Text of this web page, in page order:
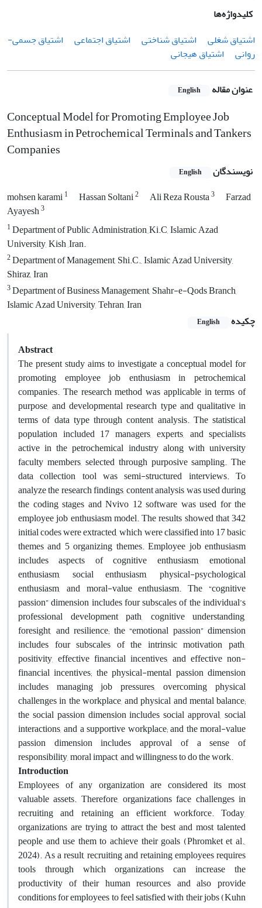
کلیدواژه‌ها
اشتیاق شغلی
اشتیاق شناختی اشتیاق اجتماعی
اشتیاق جسمی-
روانی
اشتیاق هیجانی
عنوان مقاله English
Conceptual Model for Promoting Employee Job
Enthusiasm in Petrochemical Terminals and Tankers
Companies
نویسندگان English
mohsen karami1 Hassan Soltani2 Ali Reza Rousta3
Farzad
Ayayesh3
1Department of Public Administration,,Ki.C, Islamic Azad
University, Kish ,Iran.
2Department of Management, Shi.C., Islamic Azad University,
Shiraz, Iran
3Department of Business Management, Shahr-e-Qods Branch,
Islamic Azad University, Tehran, Iran
چکیده
English
Abstract
The present study aims to investigate a conceptual model for
promoting employee job enthusiasm in petrochemical
companies. The research method was applicable in terms of
purpose, and developmental research type and qualitative in
terms of data type through content analysis. The statistical
population included 17 managers, experts, and specialists
active in the petrochemical industry along with university
faculty members, selected through purposive sampling. The
data collection tool was semi-structured interviews. To
analyze the research findings, content analysis was used during
the coding stages and Nvivo 12 software was used for the
employee job enthusiasm model. The results showed that 342
initial codes were extracted, which were classified into 17 basic
themes and 5 organizing themes. Employee job enthusiasm
includes aspects of cognitive enthusiasm, emotional
enthusiasm, social enthusiasm, physical-psychological
enthusiasm, and moral-value enthusiasm. The “cognitive
passion” dimension includes four subscales of the individual’s
professional development path, cognitive understanding,
foresight, and resilience; the “emotional passion” dimension
includes four subscales of the intrinsic motivation path,
positivity, effective financial incentives, and effective non-
financial incentives; the physical-mental passion dimension
includes managing job pressures, overcoming physical
challenges in the workplace, and physical and mental balance;
the social passion dimension includes social approval, social
interactions, and a supportive workplace; and the moral-value
passion dimension includes approval of a sense of
responsibility, moral impact, and willingness to do the work.
Introduction
Employees of any organization are considered its most
valuable assets. Therefore, organizations face challenges in
recruiting and retaining an efficient workforce. Today,
organizations are trying to attract the best and most talented
people and use them to achieve their goals (Phromket et al.,
2024). As a result, recruiting and retaining employees requires
tools through which organizations can increase the
productivity of their human resources and also provide
conditions for employees to feel satisfied with their jobs (Kuhn